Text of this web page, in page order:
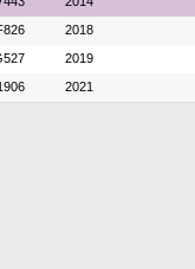
2018
2019
2021